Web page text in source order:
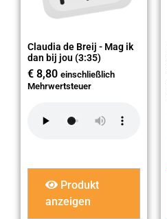
Claudia de Breij - Mag ik
dan bij jou (3:35)
€ 8,80 einschließlich
Mehrwertsteuer
Produkt
anzeigen